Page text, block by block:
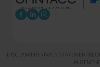
DISCLAIMER PRIVACY STATEMENT